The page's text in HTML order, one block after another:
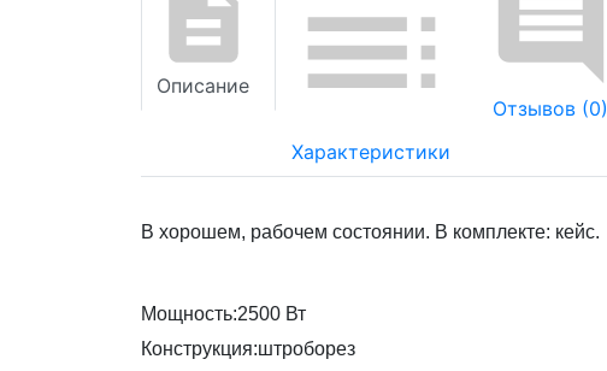
Описание
Характеристики
Отзывов (0)
В хорошем, рабочем состоянии. В комплекте: кейс.
Мощность:2500 Вт
Конструкция:штроборез